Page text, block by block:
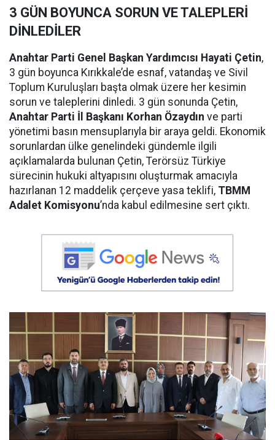
3 GÜN BOYUNCA SORUN VE TALEPLERİ
DİNLEDİLER
Anahtar Parti Genel Başkan Yardımcısı Hayati Çetin,
3 gün boyunca Kırıkkale’de esnaf, vatandaş ve Sivil
Toplum Kuruluşları başta olmak üzere her kesimin
sorun ve taleplerini dinledi. 3 gün sonunda Çetin,
Anahtar Parti İl Başkanı Korhan Özaydın ve parti
yönetimi basın mensuplarıyla bir araya geldi. Ekonomik
sorunlardan ülke genelindeki gündemle ilgili
açıklamalarda bulunan Çetin, Terörsüz Türkiye
sürecinin hukuki altyapısını oluşturmak amacıyla
hazırlanan 12 maddelik çerçeve yasa teklifi, TBMM
Adalet Komisyonu’nda kabul edilmesine sert çıktı.